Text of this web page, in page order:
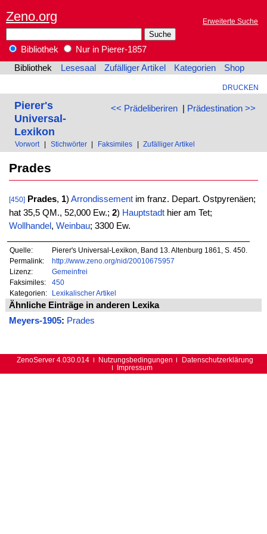
Zeno.org Erweiterte Suche
Bibliothek
Nur in Pierer-1857
Bibliothek
Lesesaal Zufälliger Artikel Kategorien Shop
DRUCKEN
<< Prädeliberiren| Prädestination >>
Pierer's
Universal-
Lexikon
Vorwort Stichwörter Faksimiles Zufälliger Artikel
Prades
[450] Prades, 1) Arrondissementim franz. Depart. Ostpyrenäen;
hat 35,5 QM., 52,000 Ew.; 2) Hauptstadthier am Tet;
Wollhandel , Weinbau; 3300 Ew.
Quelle:
Pierer's Universal-Lexikon, Band 13. Altenburg 1861, S. 450.
Permalink:
http://www.zeno.org/nid/20010675957
Lizenz:
Gemeinfrei
Faksimiles:
450
Kategorien:
Lexikalischer Artikel
Ähnliche Einträge in anderen Lexika
Meyers-1905: Prades
ZenoServer 4.030.014 Nutzungsbedingungen
Datenschutzerklärung
Impressum